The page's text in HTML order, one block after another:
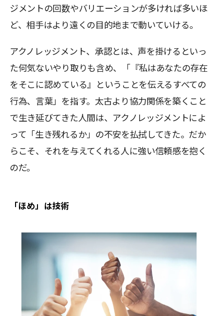
ジメントの回数やバリエーションが多ければ多いほ
ど、相手はより遠くの目的地まで動いていける。
アクノレッジメント、承認とは、声を掛けるといっ
た何気ないやり取りも含め、「『私はあなたの存在
をそこに認めている』ということを伝えるすべての
行為、言葉」を指す。太古より協力関係を築くこと
で生き延びてきた人間は、アクノレッジメントによ
って「生き残れるか」の不安を払拭してきた。だか
らこそ、それを与えてくれる人に強い信頼感を抱く
のだ。
「ほめ」は技術